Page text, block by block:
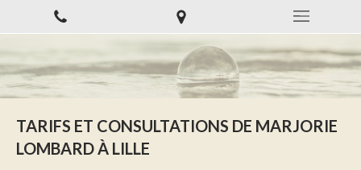
TARIFS ET CONSULTATIONS DE MARJORIE
LOMBARD À LILLE